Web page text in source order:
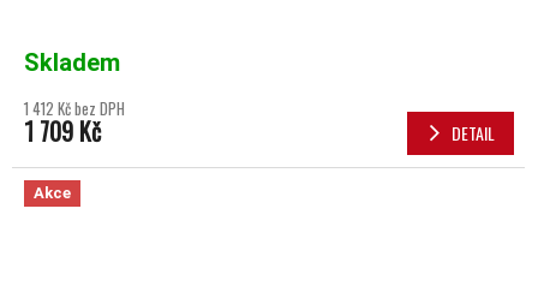
Skladem
1 412 Kč bez DPH
1 709 Kč DETAIL
Akce